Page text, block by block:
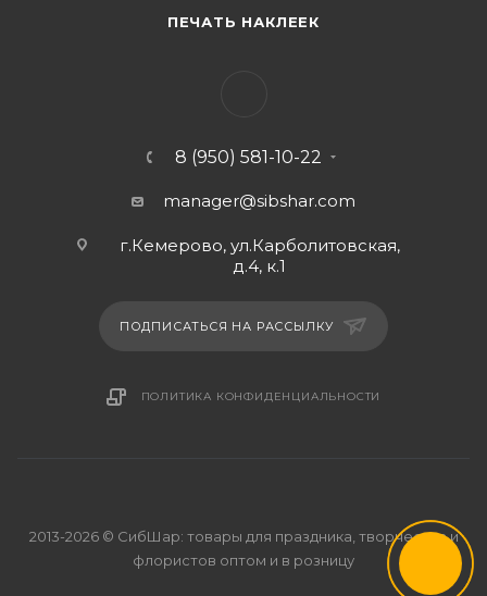
ПЕЧАТЬ НАКЛЕЕК
8 (950) 581-10-22
manager@sibshar.com
г.Кемерово, ул.Карболитовская,
д.4, к.1
ПОДПИСАТЬСЯ НА РАССЫЛКУ
ПОЛИТИКА КОНФИДЕНЦИАЛЬНОСТИ
2013-2026 © СибШар: товары для праздника, творчества и
флористов оптом и в розницу